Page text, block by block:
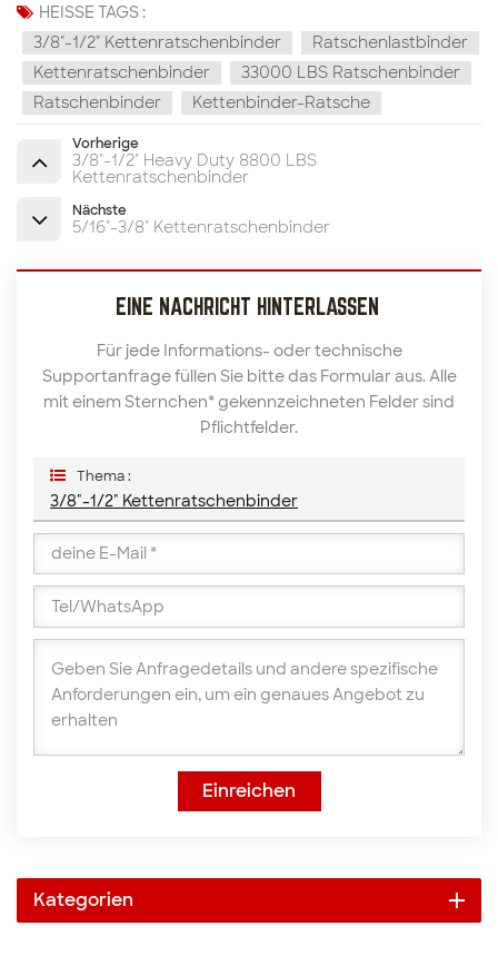
HEISSE TAGS :
3/8"-1/2" Kettenratschenbinder
Ratschenlastbinder
Kettenratschenbinder
33000 LBS Ratschenbinder
Ratschenbinder
Kettenbinder-Ratsche
Vorherige
3/8"-1/2" Heavy Duty 8800 LBS
Kettenratschenbinder
Nächste
5/16"-3/8" Kettenratschenbinder
EINE NACHRICHT HINTERLASSEN
Für jede Informations- oder technische
Supportanfrage füllen Sie bitte das Formular aus. Alle
mit einem Sternchen* gekennzeichneten Felder sind
Pflichtfelder.
Thema :
3/8"-1/2" Kettenratschenbinder
Einreichen
Kategorien